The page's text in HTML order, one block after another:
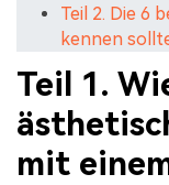
Teil 2. Die 6
kennen
Teil 1.
mit